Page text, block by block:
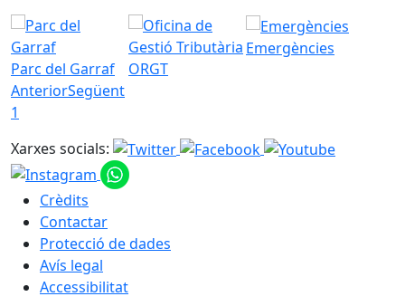
Parc del Garraf ORGT
Emergències
AnteriorSegüent
1
Xarxes socials:
Crèdits
Contactar
Protecció de dades
Avís legal
Accessibilitat